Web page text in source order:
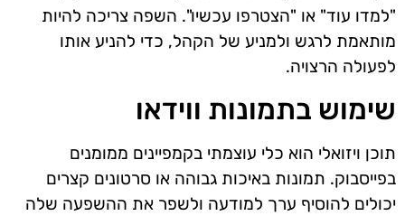
"למדו עוד" או "הצטרפו עכשיו". השפה צריכה להיות
מותאמת לרגש ולמניע של הקהל, כדי להניע אותו
לפעולה הרצויה.
שימוש בתמונות ווידאו
תוכן ויזואלי הוא כלי עוצמתי בקמפיינים ממומנים
בפייסבוק. תמונות באיכות גבוהה או סרטונים קצרים
יכולים להוסיף ערך למודעה ולשפר את ההשפעה שלה